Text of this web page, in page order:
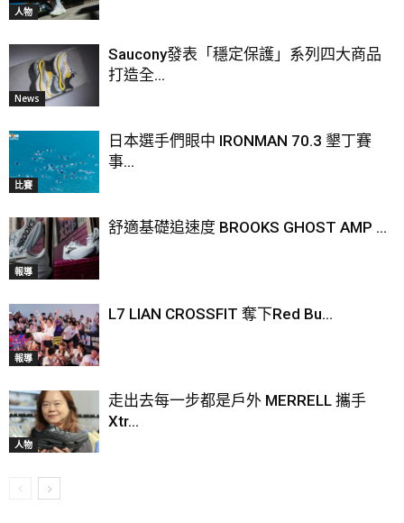
人物
News
Saucony發表「穩定保護」系列四大商品
打造全...
比賽
日本選手們眼中 IRONMAN 70.3 墾丁賽
事...
報導
舒適基礎追速度 BROOKS GHOST AMP ...
報導
L7 LIAN CROSSFIT 奪下Red Bu...
人物
走出去每一步都是戶外 MERRELL 攜手
Xtr...